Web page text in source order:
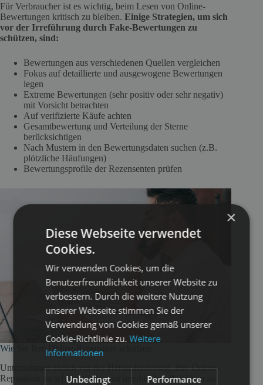
Für Verbraucher ist es wichtig, beim Lesen von Online-
Bewertungen kritisch zu bleiben. Einige Strategien, um sich
vor der Irreführung durch Fake-Bewertungen zu
schützen, sind:
Bewertungen aus verschiedenen Quellen vergleichen
Fokus auf detaillierte und ausgewogene Bewertungen
legen
Extreme Bewertungen (sehr positiv oder sehr negativ)
mit Vorsicht betrachten
Auf verifizierte Käufe achten
Gesamtbewertung und Verteilung der Sterne
berücksichtigen
Nach Mustern in den Bewertungsdaten suchen (z.B.
plötzliche Häufungen)
Bewertungsprofile der Rezensenten prüfen
Wie Sie Ihre Online-Reputation schützen
Unternehmen stehen vor der Herausforderung, ihre Online-
Reputation zu schützen, ohne zu unethischen Praktiken zu
×
Diese Webseite verwendet
Cookies.
Wir verwenden Cookies, um die
Benutzerfreundlichkeit unserer Website zu
verbessern. Durch die weitere Nutzung
unserer Webseite stimmen Sie der
Verwendung von Cookies gemäß unserer
Cookie-Richtlinie zu.Weitere
Informationen
Unbedingt
Performance